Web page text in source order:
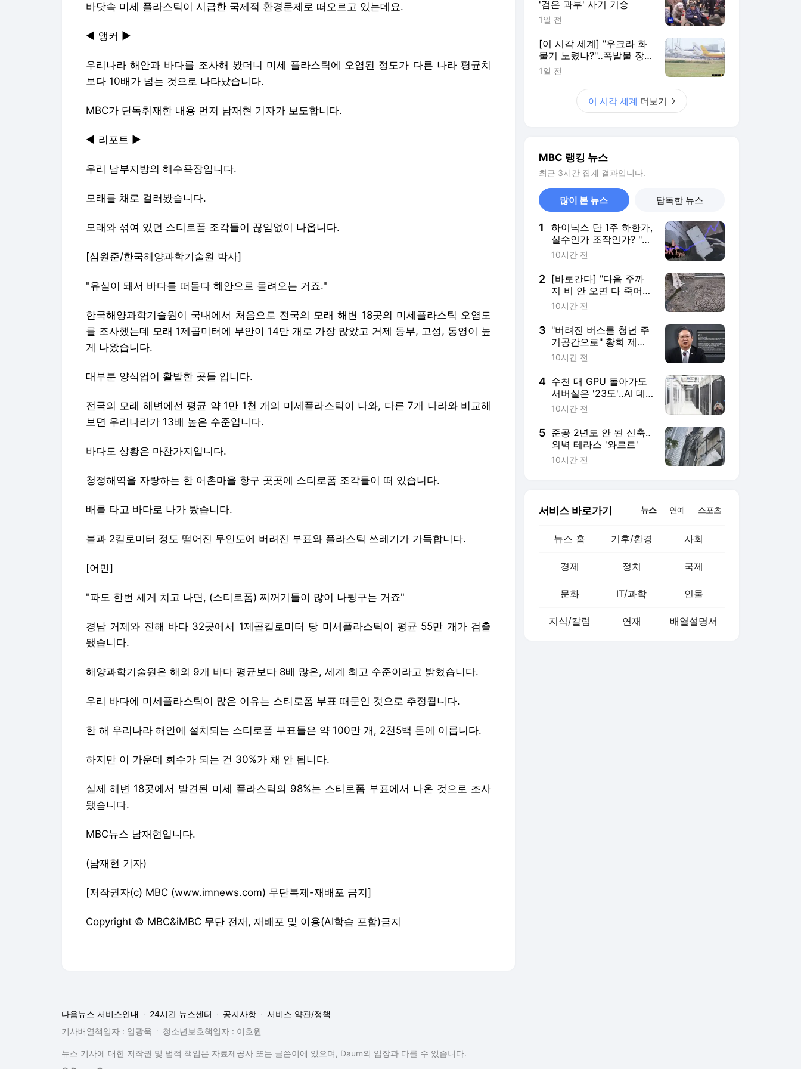
바닷속 미세 플라스틱이 시급한 국제적 환경문제로 떠오르고 있는데요.
◀ 앵커 ▶
우리나라 해안과 바다를 조사해 봤더니 미세 플라스틱에 오염된 정도가 다른 나라 평균치
보다 10배가 넘는 것으로 나타났습니다.
MBC가 단독취재한 내용 먼저 남재현 기자가 보도합니다.
◀ 리포트 ▶
우리 남부지방의 해수욕장입니다.
모래를 채로 걸러봤습니다.
모래와 섞여 있던 스티로폼 조각들이 끊임없이 나옵니다.
[심원준/한국해양과학기술원 박사]
"유실이 돼서 바다를 떠돌다 해안으로 몰려오는 거죠."
한국해양과학기술원이 국내에서 처음으로 전국의 모래 해변 18곳의 미세플라스틱 오염도
를 조사했는데 모래 1제곱미터에 부안이 14만 개로 가장 많았고 거제 동부, 고성, 통영이 높
게 나왔습니다.
대부분 양식업이 활발한 곳들 입니다.
전국의 모래 해변에선 평균 약 1만 1천 개의 미세플라스틱이 나와, 다른 7개 나라와 비교해
보면 우리나라가 13배 높은 수준입니다.
바다도 상황은 마찬가지입니다.
청정해역을 자랑하는 한 어촌마을 항구 곳곳에 스티로폼 조각들이 떠 있습니다.
배를 타고 바다로 나가 봤습니다.
불과 2킬로미터 정도 떨어진 무인도에 버려진 부표와 플라스틱 쓰레기가 가득합니다.
[어민]
"파도 한번 세게 치고 나면, (스티로폼) 찌꺼기들이 많이 나뒹구는 거죠"
경남 거제와 진해 바다 32곳에서 1제곱킬로미터 당 미세플라스틱이 평균 55만 개가 검출
됐습니다.
해양과학기술원은 해외 9개 바다 평균보다 8배 많은, 세계 최고 수준이라고 밝혔습니다.
우리 바다에 미세플라스틱이 많은 이유는 스티로폼 부표 때문인 것으로 추정됩니다.
한 해 우리나라 해안에 설치되는 스티로폼 부표들은 약 100만 개, 2천5백 톤에 이릅니다.
하지만 이 가운데 회수가 되는 건 30%가 채 안 됩니다.
실제 해변 18곳에서 발견된 미세 플라스틱의 98%는 스티로폼 부표에서 나온 것으로 조사
됐습니다.
MBC뉴스 남재현입니다.
(남재현 기자)
[저작권자(c) MBC (www.imnews.com) 무단복제-재배포 금지]
Copyright © MBC&iMBC 무단 전재, 재배포 및 이용(AI학습 포함)금지
'검은 과부' 사기 기승
1일 전
[이 시각 세계] "우크라 화
물기 노렸나?"‥폭발물 장
착 드론 발견
1일 전
이 시각 세계 더보기
MBC 랭킹 뉴스
최근 3시간 집계 결과입니다.
많이 본 뉴스 탐독한 뉴스
1
하이닉스 단 1주 하한가,
실수인가 조작인가? "상
하한가 주문 금지"
10시간 전
2 [바로간다] "다음 주까
지 비 안 오면 다 죽어"
폭염+가뭄, 유례없는 복
10시간 전
3 "버려진 버스를 청년 주
거공간으로" 황희 제안
에 "당신부터 살라" 비판
10시간 전
4 수천 대 GPU 돌아가도
서버실은 '23도'‥AI 데
이터센터를 식혀라!
10시간 전
5 준공 2년도 안 된 신축‥
외벽 테라스 '와르르'
10시간 전
서비스 바로가기 뉴스 연예 스포츠
뉴스 홈 기후/환경 사회
경제 정치 국제
문화 IT/과학 인물
지식/칼럼 연재 배열설명서
다음뉴스 서비스안내 24시간 뉴스센터 공지사항
서비스 약관/정책
기사배열책임자 : 임광욱
청소년보호책임자 : 이호원
뉴스 기사에 대한 저작권 및 법적 책임은 자료제공사 또는 글쓴이에 있으며, Daum의 입장과 다를 수 있습니다.